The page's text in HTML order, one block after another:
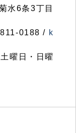
水6条3丁目
0188 / k
曜日・日曜